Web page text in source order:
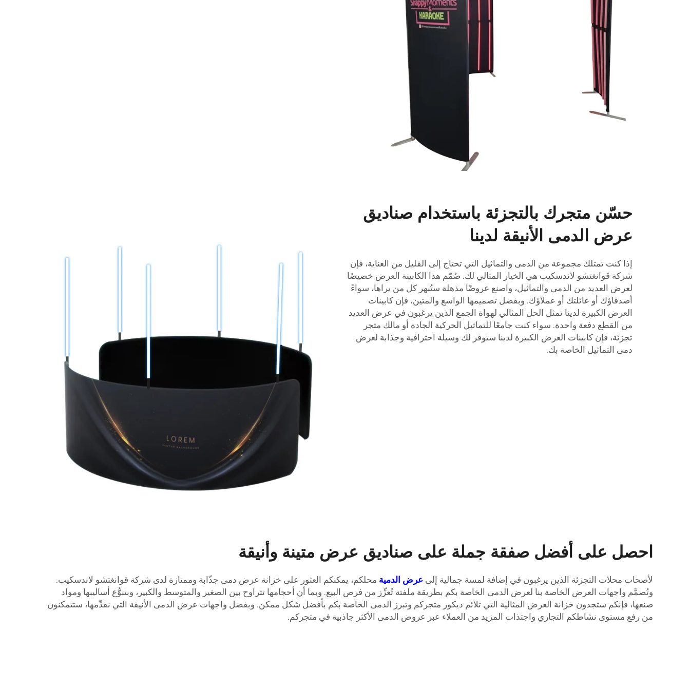
حسّن متجرك بالتجزئة باستخدام صناديق
عرض الدمى الأنيقة لدينا
إذا كنت تمتلك مجموعة من الدمى والتماثيل التي تحتاج إلى القليل من العناية، فإن
شركة قوانغتشو لاندسكيب هي الخيار المثالي لك. صُمّم هذا الكابينة العرض خصيصًا
لعرض العديد من الدمى والتماثيل، واصنع عروضًا مذهلة ستُبهر كل من يراها، سواءً
أصدقاؤك أو عائلتك أو عملاؤك. وبفضل تصميمها الواسع والمتين، فإن كابينات
العرض الكبيرة لدينا تمثل الحل المثالي لهواة الجمع الذين يرغبون في عرض العديد
من القطع دفعة واحدة. سواء كنت جامعًا للتماثيل الحركية الجادة أو مالك متجر
تجزئة، فإن كابينات العرض الكبيرة لدينا ستوفر لك وسيلة احترافية وجذابة لعرض
دمى التماثيل الخاصة بك.
احصل على أفضل صفقة جملة على صناديق عرض متينة وأنيقة
لأصحاب محلات التجزئة الذين يرغبون في إضافة لمسة جمالية إلى عرض الدمية محلكم، يمكنكم العثور على خزانة عرض دمى جذّابة وممتازة لدى شركة قوانغتشو لاندسكيب.
وتُصمَّم واجهات العرض الخاصة بنا لعرض الدمى الخاصة بكم بطريقة ملفتة تُعزِّز من فرص البيع. وبما أن أحجامها تتراوح بين الصغير والمتوسط والكبير، وبتنوُّع أساليبها ومواد
صنعها، فإنكم ستجدون خزانة العرض المثالية التي تلائم ديكور متجركم وتبرز الدمى الخاصة بكم بأفضل شكل ممكن. وبفضل واجهات عرض الدمى الأنيقة التي نقدِّمها، ستتمكنون
من رفع مستوى نشاطكم التجاري واجتذاب المزيد من العملاء عبر عروض الدمى الأكثر جاذبية في متجركم.